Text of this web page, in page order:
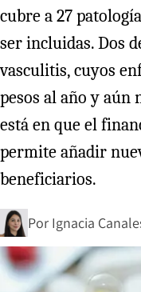
cubre a 27
ser incluidas. Dos
vasculitis, cuyos
pesos al año y aún
está en que el
permite añadir
beneficiarios.
Por Ignacia